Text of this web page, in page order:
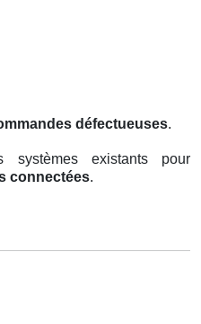
défectueuses.
systèmes existants pour
connectées.